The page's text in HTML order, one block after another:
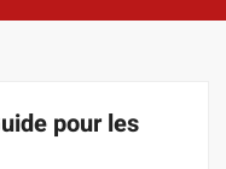
pour les